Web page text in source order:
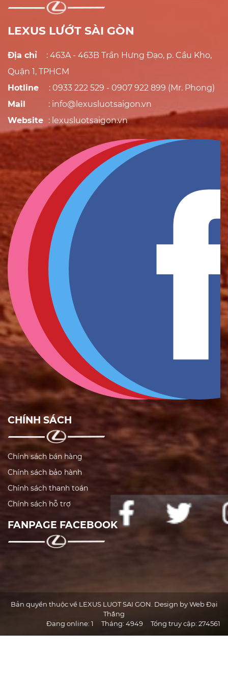
LEXUS LƯỚT SÀI GÒN
Địa chỉ
: 463A - 463B Trần Hưng Đạo, p. Cầu Kho,
Quận 1, TPHCM
Hotline : 0933 222 529 - 0907 922 899 (Mr. Phong)
Mail : info@lexusluotsaigon.vn
Website : lexusluotsaigon.vn
CHÍNH SÁCH
Chính sách bán hàng
Chính sách bảo hành
Chính sách thanh toán
Chính sách hỗ trợ
FANPAGE FACEBOOK
Bản quyền thuộc về LEXUS LUOT SAI GON. Design by Web Đại
Thắng
Đang online: 1 Tháng: 4949 Tổng truy cập: 274561